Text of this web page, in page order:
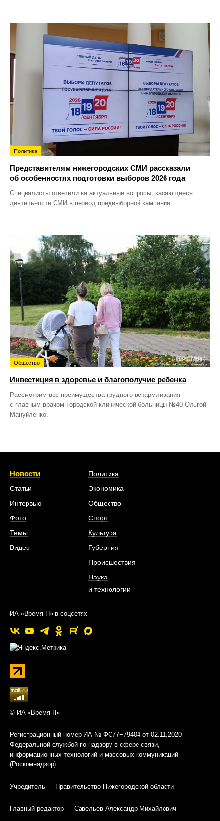
Политика
Представителям нижегородских СМИ рассказали
об особенностях подготовки выборов 2026 года
Специалисты ответили на актуальные вопросы, касающиеся
деятельности СМИ в период предвыборной кампании.
Общество
Инвестиция в здоровье и благополучие ребенка
Рассмотрим все преимущества грудного вскармливания
с главным врачом Городской клинической больницы №40 Ольгой
Мануйленко.
Новости
Статьи
Интервью
Фото
Темы
Видео
Политика
Экономика
Общество
Спорт
Культура
Губерния
Происшествия
Наука
и технологии
ИА «Время Н» в соцсетях
© ИА «Время Н»
Регистрационный номер ИА № ФС77−79404 от 02.11.2020
Федеральной службой по надзору в сфере связи,
информационных технологий и массовых коммуникаций
(Роскомнадзор)
Учредитель — Правительство Нижегородской области
Главный редактор — Савельев Александр Михайлович